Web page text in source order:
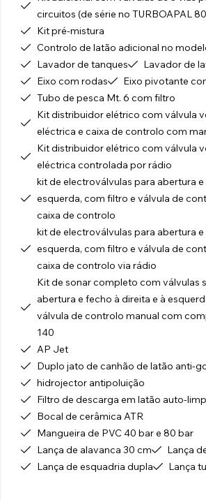
circuitos (de série no TURBOAPAL
Kit pré-mistura
Controlo de latão adicional no
Lavador de tanques
Lavador de
Eixo com rodas
Eixo pivotante
Tubo de pesca Mt. 6 com filtro
Kit distribuidor elétrico com válvula
eléctrica e caixa de controlo com
Kit distribuidor elétrico com válvula
eléctrica controlada por rádio
kit de electroválvulas para abertura
esquerda, com filtro e válvula de
caixa de controlo
kit de electroválvulas para abertura
esquerda, com filtro e válvula de
caixa de controlo via rádio
Kit de sonar completo com válvulas
abertura e fecho à direita e à
válvula de controlo manual com
140
AP Jet
Duplo jato de canhão de latão anti-
hidrojector antipoluição
Filtro de descarga em latão auto-
Bocal de cerâmica ATR
Mangueira de PVC 40 bar e 80 bar
Lança de alavanca 30 cm
Lança
Lança de esquadria dupla
Lança